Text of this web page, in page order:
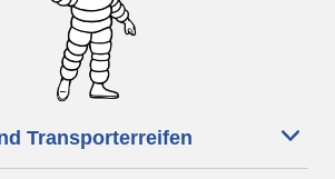
Transporterreifen